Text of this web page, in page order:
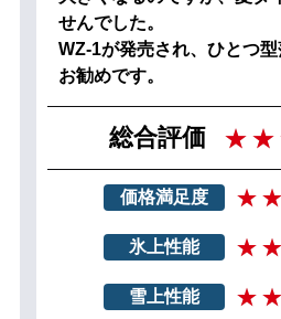
せんでした。
WZ-1が発売され、ひとつ
お勧めです。
総合評価
価格満足度
氷上性能
雪上性能